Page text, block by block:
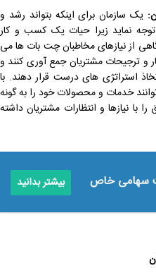
یک سازمان برای اینکه بتواند رشد و
توجه نماید زیرا حیات یک کسب و کار
از نیازهای مخاطبان چت بات‌ ها می
و ترجیحات مشتریان جمع‌ آوری کنند و
استراتژی های درست قرار دهند. با
خدمات و محصولات خود را به گونه
نیازها و انتظارات مشتریان داشته
سهامی خاص بیشتر بدانید